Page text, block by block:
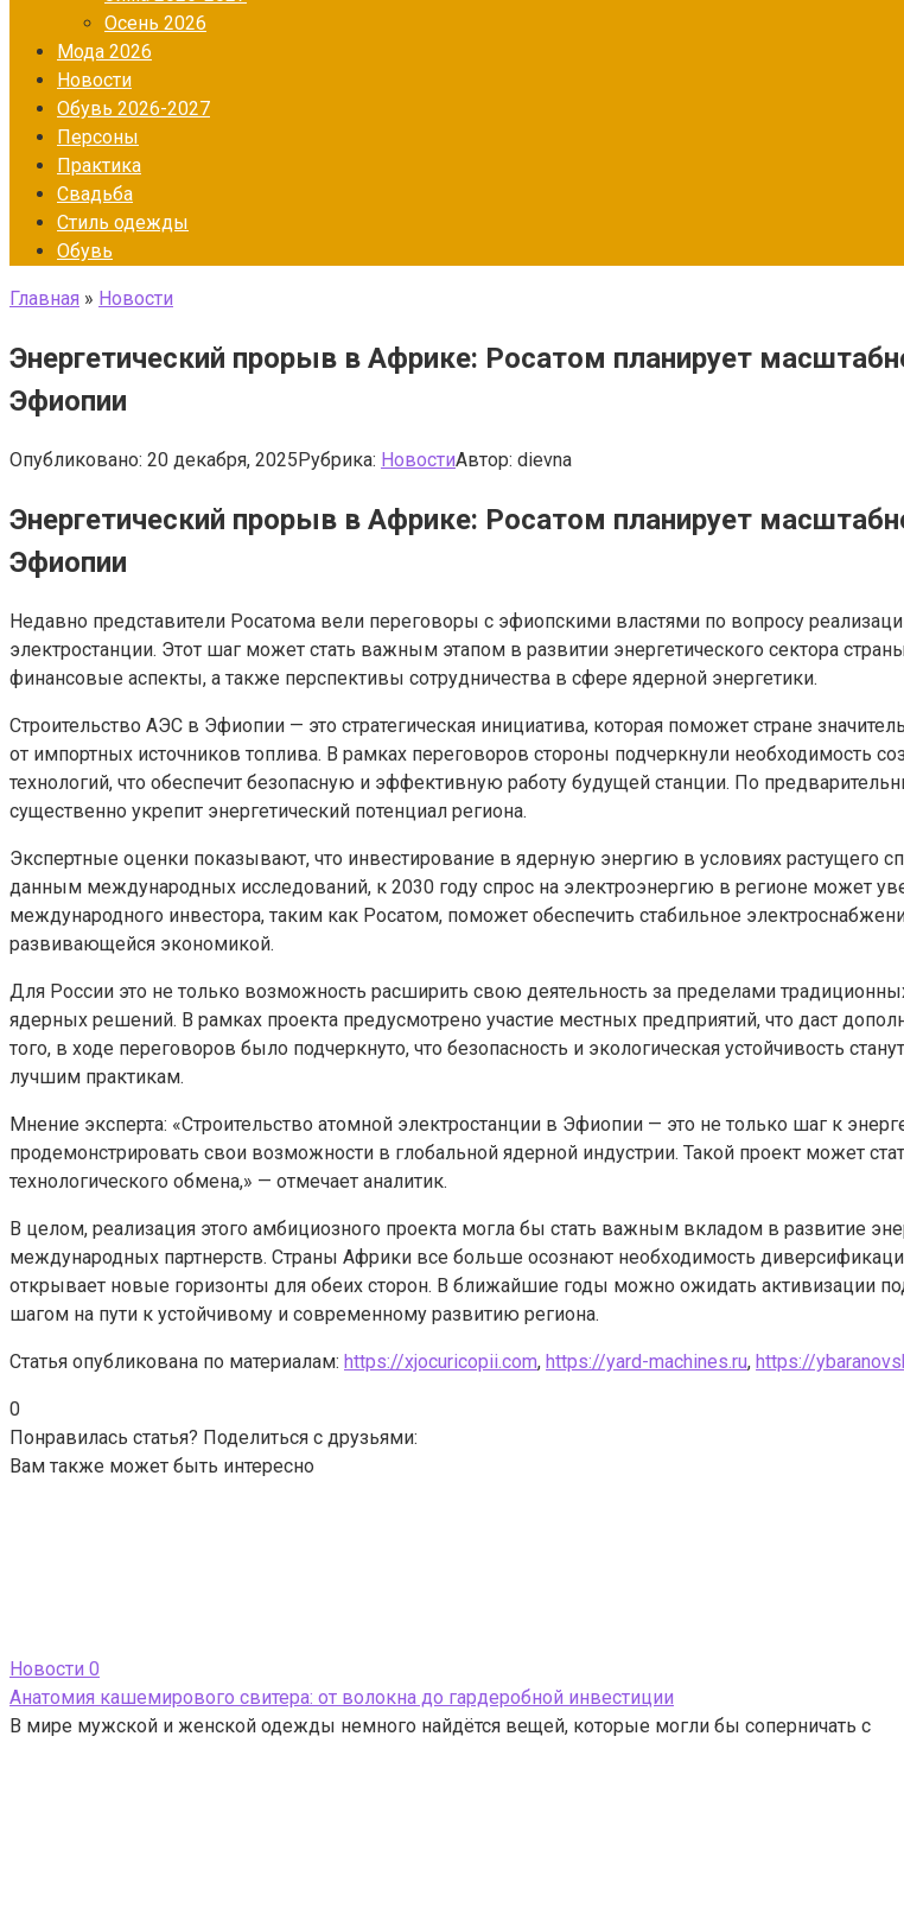
Осень 2026
Мода 2026
Новости
Обувь 2026-2027
Персоны
Практика
Свадьба
Стиль одежды
Обувь
Главная » Новости
Энергетический прорыв в Африке: Росатом планирует
Эфиопии
Опубликовано: 20 декабря, 2025Рубрика: НовостиАвтор: dievna
Энергетический прорыв в Африке: Росатом планирует
Эфиопии
Недавно представители Росатома вели переговоры с эфиопскими властями по вопросу
электростанции. Этот шаг может стать важным этапом в развитии энергетического сектора
финансовые аспекты, а также перспективы сотрудничества в сфере ядерной энергетики.
Строительство АЭС в Эфиопии — это стратегическая инициатива, которая поможет стране
от импортных источников топлива. В рамках переговоров стороны подчеркнули необходимость
технологий, что обеспечит безопасную и эффективную работу будущей станции. По
существенно укрепит энергетический потенциал региона.
Экспертные оценки показывают, что инвестирование в ядерную энергию в условиях растущего
данным международных исследований, к 2030 году спрос на электроэнергию в регионе может
международного инвестора, таким как Росатом, поможет обеспечить стабильное
развивающейся экономикой.
Для России это не только возможность расширить свою деятельность за пределами
ядерных решений. В рамках проекта предусмотрено участие местных предприятий, что даст
того, в ходе переговоров было подчеркнуто, что безопасность и экологическая устойчивость
лучшим практикам.
Мнение эксперта: «Строительство атомной электростанции в Эфиопии — это не только шаг к
продемонстрировать свои возможности в глобальной ядерной индустрии. Такой проект может
технологического обмена,» — отмечает аналитик.
В целом, реализация этого амбициозного проекта могла бы стать важным вкладом в развитие
международных партнерств. Страны Африки все больше осознают необходимость
открывает новые горизонты для обеих сторон. В ближайшие годы можно ожидать активизации
шагом на пути к устойчивому и современному развитию региона.
Статья опубликована по материалам: https://xjocuricopii.com, https://yard-machines.ru, https://
0
Понравилась статья? Поделиться с друзьями:
Вам также может быть интересно
Новости 0
Анатомия кашемирового свитера: от волокна до гардеробной инвестиции
В мире мужской и женской одежды немного найдётся вещей, которые могли бы соперничать с